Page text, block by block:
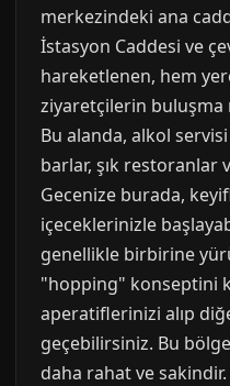
merkezindeki ana
İstasyon Caddesi ve
hareketlenen, hem
ziyaretçilerin buluşma
Bu alanda, alkol
barlar, şık
Gecenize burada,
içeceklerinizle
genellikle birbirine
"hopping" konseptini
aperatiflerinizi alıp
geçebilirsiniz. Bu
daha rahat ve